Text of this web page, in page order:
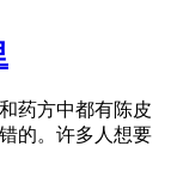
药方中都有陈皮
的。许多人想要